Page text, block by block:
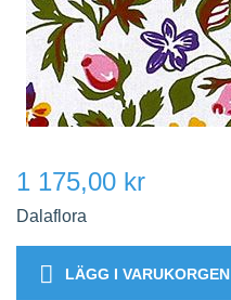
1 175,00 kr
Dalaflora
LÄGG I VARUKORGEN